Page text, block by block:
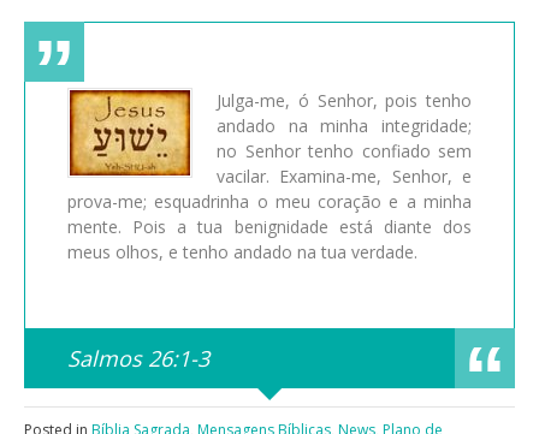
Julga-me, ó Senhor, pois tenho
andado na minha integridade;
no Senhor tenho confiado sem
vacilar. Examina-me, Senhor, e
prova-me; esquadrinha o meu coração e a minha
mente. Pois a tua benignidade está diante dos
meus olhos, e tenho andado na tua verdade.
Salmos 26:1-3